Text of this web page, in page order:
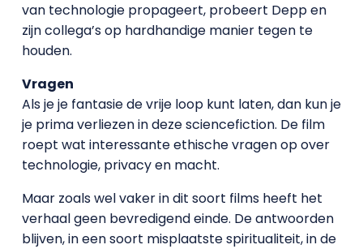
van technologie propageert, probeert Depp en
zijn collega’s op hardhandige manier tegen te
houden.
Vragen
Als je je fantasie de vrije loop kunt laten, dan kun je
je prima verliezen in deze sciencefiction. De film
roept wat interessante ethische vragen op over
technologie, privacy en macht.
Maar zoals wel vaker in dit soort films heeft het
verhaal geen bevredigend einde. De antwoorden
blijven, in een soort misplaatste spiritualiteit, in de